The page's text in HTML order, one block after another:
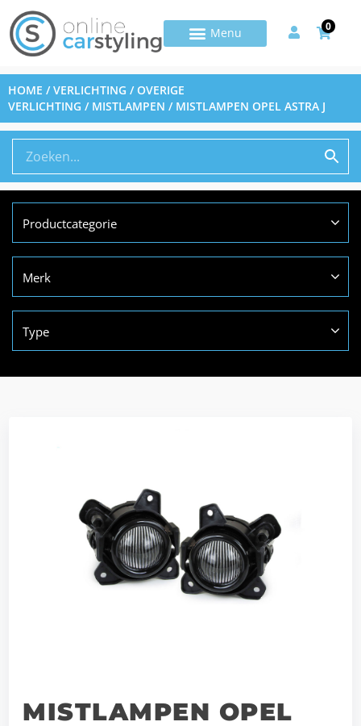
0
HOME /VERLICHTING /OVERIGE
VERLICHTING / MISTLAMPEN / MISTLAMPEN OPEL ASTRA J
Productcategorie
Merk
Type
MISTLAMPEN OPEL